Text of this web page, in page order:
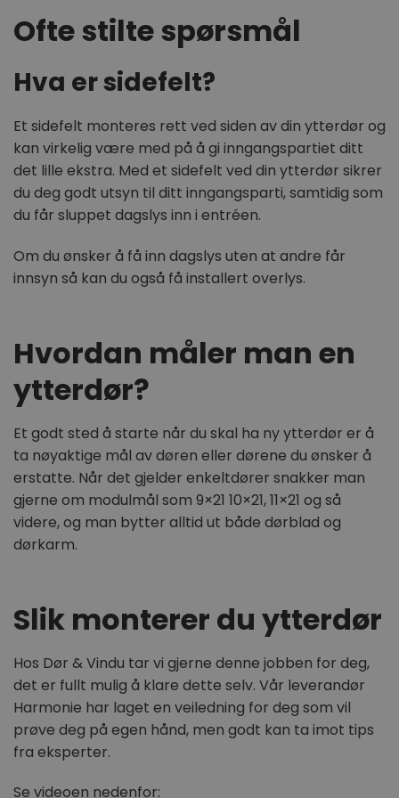
Ofte stilte spørsmål
Hva er sidefelt?
Et sidefelt monteres rett ved siden av din ytterdør og
kan virkelig være med på å gi inngangspartiet ditt
det lille ekstra. Med et sidefelt ved din ytterdør sikrer
du deg godt utsyn til ditt inngangsparti, samtidig som
du får sluppet dagslys inn i entréen.
Om du ønsker å få inn dagslys uten at andre får
innsyn så kan du også få installert overlys.
Hvordan måler man en
ytterdør?
Et godt sted å starte når du skal ha ny ytterdør er å
ta nøyaktige mål av døren eller dørene du ønsker å
erstatte. Når det gjelder enkeltdører snakker man
gjerne om modulmål som 9×21 10×21, 11×21 og så
videre, og man bytter alltid ut både dørblad og
dørkarm.
Slik monterer du ytterdør
Hos Dør & Vindu tar vi gjerne denne jobben for deg,
det er fullt mulig å klare dette selv. Vår leverandør
Harmonie har laget en veiledning for deg som vil
prøve deg på egen hånd, men godt kan ta imot tips
fra eksperter.
Se videoen nedenfor:
woocommerce_cart_hash
CookieScriptConsent
CookieScript
dorogvindu.no
woocommerce_recently_viewed
Automattic
Inc.
NAVN
FORSØRGER /
UTLØPSDATO
sbjs_current_add .dorogvindu.no Sesjon
Denne
lagre
aktuelle
detaljer
VISITOR_INFO1_LIVE
.youtube.com
uker
Denne
DOMENE
_http_accept:image/webp dorogvindu.no Sesjon
__Secure-ROLLOUT_TOKEN .youtube.com
5 måneder
__Secure-YNID
.youtube.com
5 måneder
wc_cart_created
dorogvindu.no
wc_cart_hash_[abcdef0123456789]
{32}
dorogvindu.no Sesjon
Googles
personvernregler